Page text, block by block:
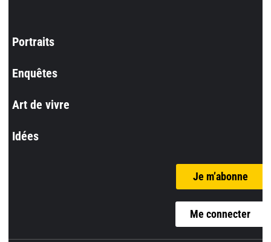
Portraits
Enquêtes
Art de vivre
Idées
Je m’abonne
Me connecter